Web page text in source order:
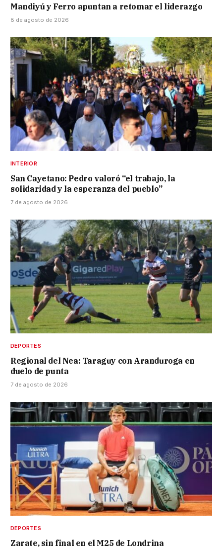
Mandiyú y Ferro apuntan a retomar el liderazgo
8 de agosto de 2026
INTERIOR
San Cayetano: Pedro valoró “el trabajo, la
solidaridad y la esperanza del pueblo”
7 de agosto de 2026
DEPORTES
Regional del Nea: Taraguy con Aranduroga en
duelo de punta
7 de agosto de 2026
DEPORTES
Zarate, sin final en el M25 de Londrina